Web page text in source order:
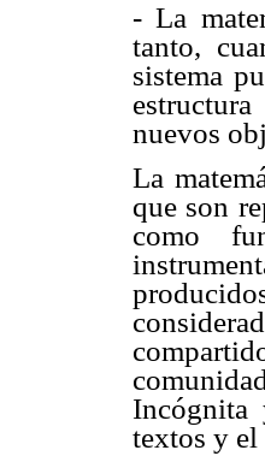
- La
tanto,
sistema
nuevos
La
que son
como
Incógnita
textos y el